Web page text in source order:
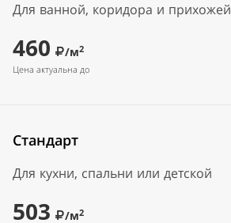
Для ванной, коридора и прихожей
460 /м2
Цена актуальна до
Стандарт
Для кухни, спальни или детской
503 /м2